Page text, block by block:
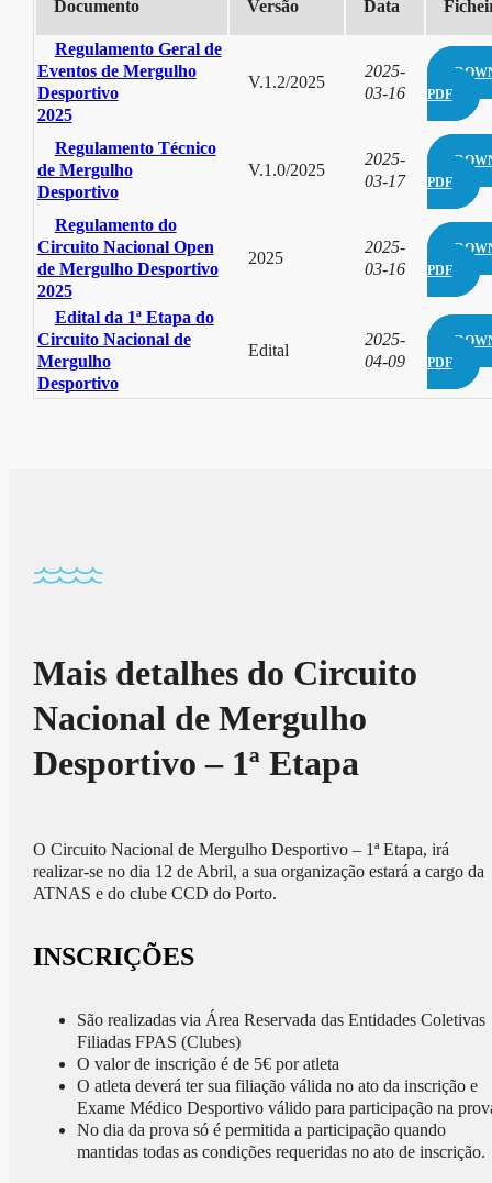
Documento Versão Data
Regulamento Geral de
Eventos de Mergulho
Desportivo
2025
V.1.2/2025
2025-
03-16
PDF
Regulamento Técnico
de Mergulho
Desportivo
V.1.0/2025
2025-
03-17
PDF
Regulamento do
Circuito Nacional Open
de Mergulho Desportivo
2025
2025
2025-
03-16
PDF
Edital da 1ª Etapa do
Circuito Nacional de
Mergulho
Desportivo
Edital
2025-
04-09
PDF
Mais detalhes do Circuito
Nacional de Mergulho
Desportivo – 1ª Etapa
O Circuito Nacional de Mergulho Desportivo – 1ª Etapa, irá
realizar-se no dia 12 de Abril, a sua organização estará a cargo da
ATNAS e do clube CCD do Porto.
INSCRIÇÕES
São realizadas via Área Reservada das Entidades Coletivas
Filiadas FPAS (Clubes)
O valor de inscrição é de 5€ por atleta
O atleta deverá ter sua filiação válida no ato da inscrição e
Exame Médico Desportivo válido para participação na
No dia da prova só é permitida a participação quando
mantidas todas as condições requeridas no ato de inscrição.